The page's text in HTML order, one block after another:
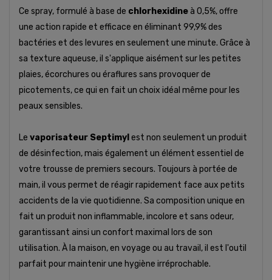
Ce spray, formulé à base de chlorhexidineà 0,5%, offre
une action rapide et efficace en éliminant 99,9% des
bactéries et des levures en seulement une minute. Grâce à
sa texture aqueuse, il s'applique aisément sur les petites
plaies, écorchures ou éraflures sans provoquer de
picotements, ce qui en fait un choix idéal même pour les
peaux sensibles.
Le vaporisateur Septimyl est non seulement un produit
de désinfection, mais également un élément essentiel de
votre trousse de premiers secours. Toujours à portée de
main, il vous permet de réagir rapidement face aux petits
accidents de la vie quotidienne. Sa composition unique en
fait un produit non inflammable, incolore et sans odeur,
garantissant ainsi un confort maximal lors de son
utilisation. À la maison, en voyage ou au travail, il est l'outil
parfait pour maintenir une hygiène irréprochable.